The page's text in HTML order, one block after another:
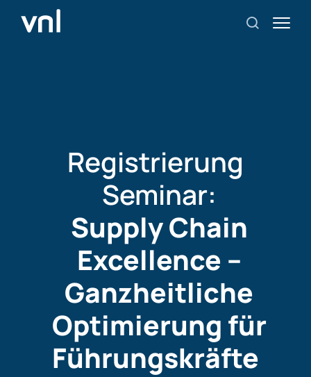
Registrierung
Seminar:
Supply Chain
Excellence –
Ganzheitliche
Optimierung für
Führungskräfte